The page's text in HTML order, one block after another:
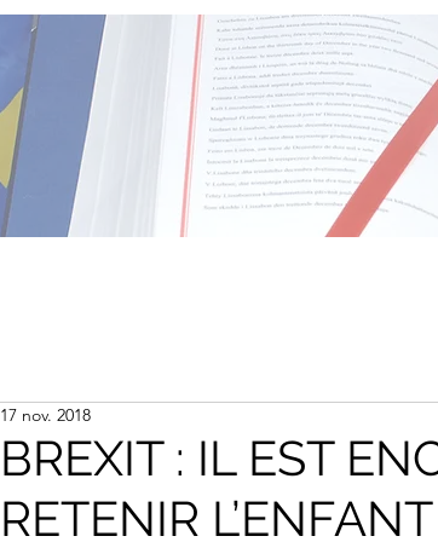
BREXIT : IL EST
RETENIR
17 nov. 2018